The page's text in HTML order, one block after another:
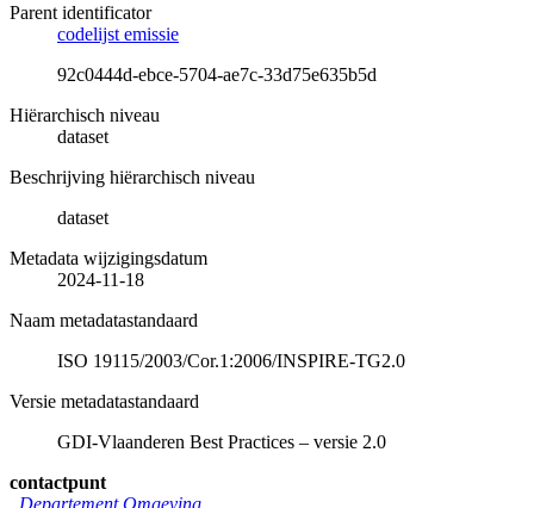
Parent identificator
codelijst emissie
92c0444d-ebce-5704-ae7c-33d75e635b5d
Hiërarchisch niveau
dataset
Beschrijving hiërarchisch niveau
dataset
Metadata wijzigingsdatum
2024-11-18
Naam metadatastandaard
ISO 19115/2003/Cor.1:2006/INSPIRE-TG2.0
Versie metadatastandaard
GDI-Vlaanderen Best Practices – versie 2.0
contactpunt
Departement Omgeving